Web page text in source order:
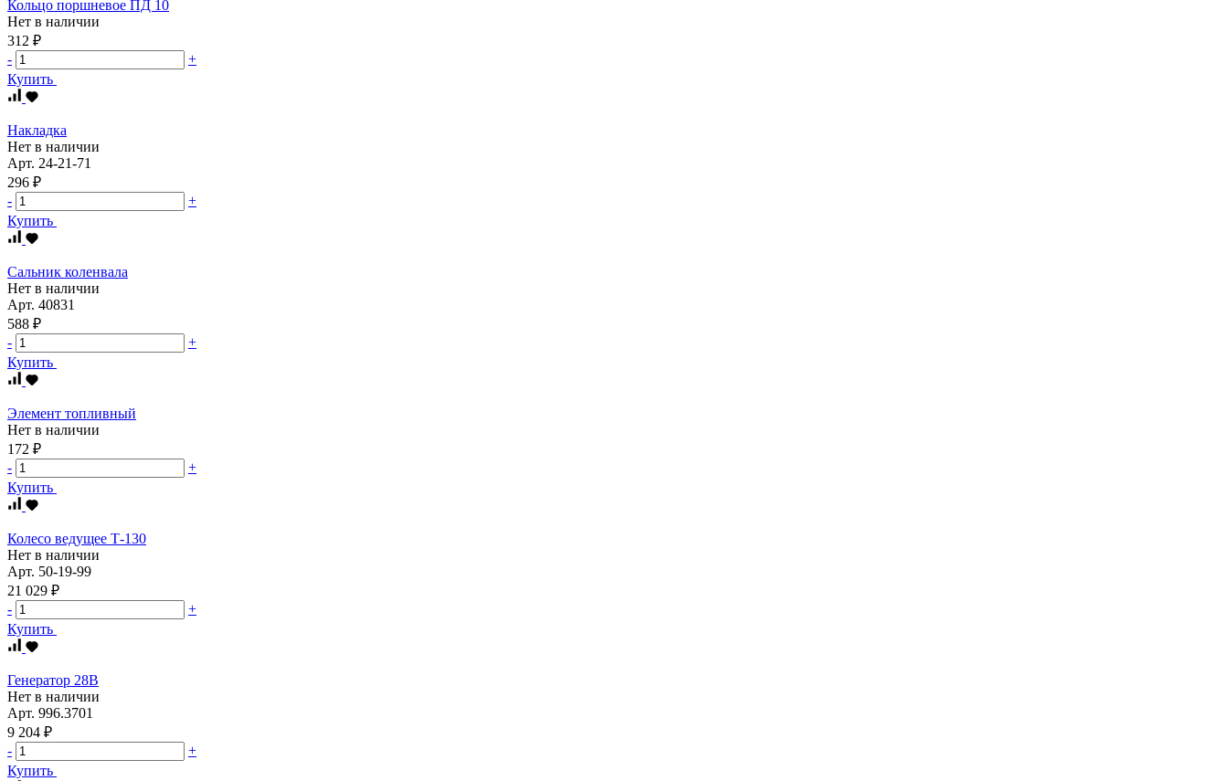
Кольцо поршневое ПД 10
Нет в наличии
312 ₽
-
+
Купить
Накладка
Нет в наличии
Арт. 24-21-71
296 ₽
-
+
Купить
Сальник коленвала
Нет в наличии
Арт. 40831
588 ₽
-
+
Купить
Элемент топливный
Нет в наличии
172 ₽
-
+
Купить
Колесо ведущее Т-130
Нет в наличии
Арт. 50-19-99
21 029 ₽
-
+
Купить
Генератор 28В
Нет в наличии
Арт. 996.3701
9 204 ₽
-
+
Купить